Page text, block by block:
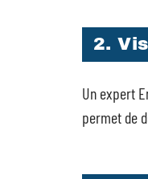
2.
Un expert
permet de